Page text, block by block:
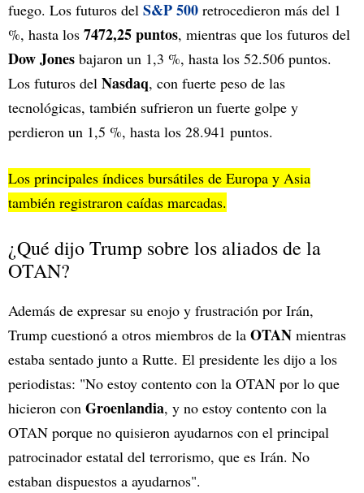
fuego. Los futuros del S&P 500 retrocedieron más del 1
%, hasta los 7472,25 puntos, mientras que los futuros del
Dow Jones bajaron un 1,3 %, hasta los 52.506 puntos.
Los futuros del Nasdaq, con fuerte peso de las
tecnológicas, también sufrieron un fuerte golpe y
perdieron un 1,5 %, hasta los 28.941 puntos.
Los principales índices bursátiles de Europa y Asia
también registraron caídas marcadas.
¿Qué dijo Trump sobre los aliados de la
OTAN?
Además de expresar su enojo y frustración por Irán,
Trump cuestionó a otros miembros de la OTAN mientras
estaba sentado junto a Rutte. El presidente les dijo a los
periodistas: "No estoy contento con la OTAN por lo que
hicieron con Groenlandia, y no estoy contento con la
OTAN porque no quisieron ayudarnos con el principal
patrocinador estatal del terrorismo, que es Irán. No
estaban dispuestos a ayudarnos".